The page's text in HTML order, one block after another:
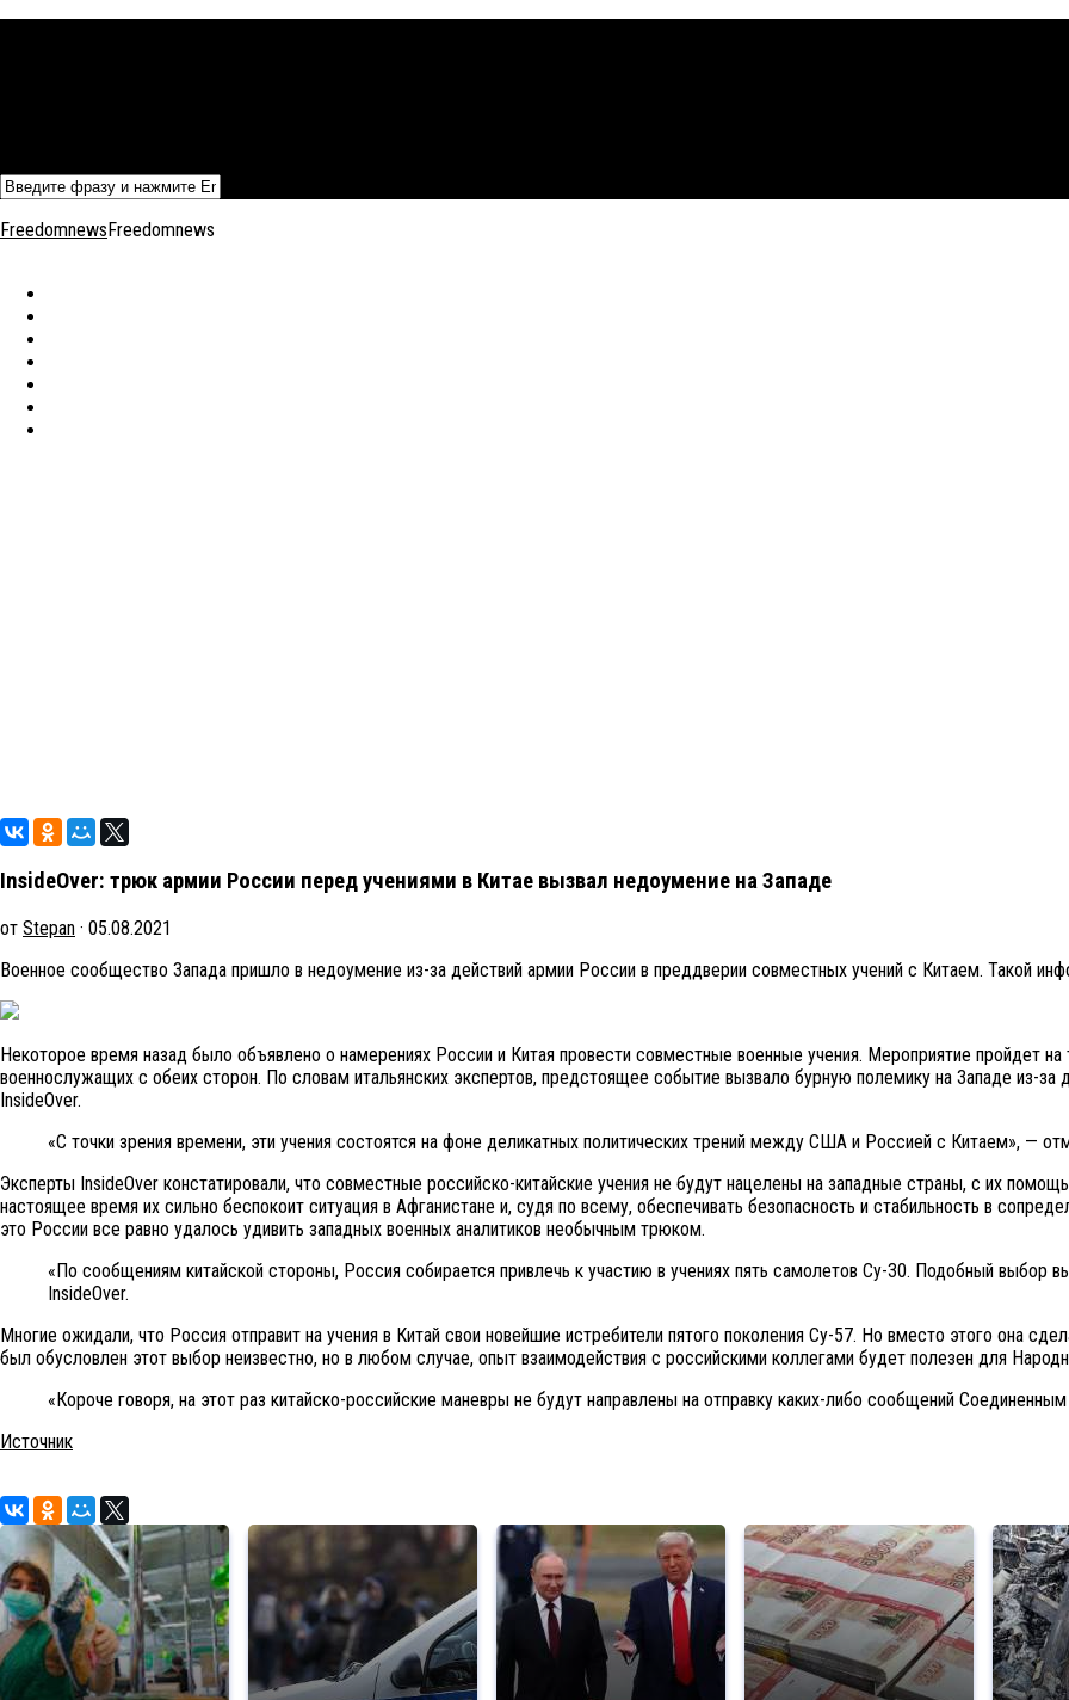
FreedomnewsFreedomnews
InsideOver: трюк армии России перед учениями в Китае вызвал недоумение на Западе
от Stepan · 05.08.2021
Военное сообщество Запада пришло в недоумение из-за действий армии России в преддверии совместных учений с Китаем. Такой
Некоторое время назад было объявлено о намерениях России и Китая провести совместные военные учения. Мероприятие пройдет
военнослужащих с обеих сторон. По словам итальянских экспертов, предстоящее событие вызвало бурную полемику на Западе из-
InsideOver.
«С точки зрения времени, эти учения состоятся на фоне деликатных политических трений между США и Россией с Китаем», —
Эксперты InsideOver констатировали, что совместные российско-китайские учения не будут нацелены на западные страны, с их
настоящее время их сильно беспокоит ситуация в Афганистане и, судя по всему, обеспечивать безопасность и стабильность в
это России все равно удалось удивить западных военных аналитиков необычным трюком.
«По сообщениям китайской стороны, Россия собирается привлечь к участию в учениях пять самолетов Су-30. Подобный выбор
InsideOver.
Многие ожидали, что Россия отправит на учения в Китай свои новейшие истребители пятого поколения Су-57. Но вместо этого она
был обусловлен этот выбор неизвестно, но в любом случае, опыт взаимодействия с российскими коллегами будет полезен для
«Короче говоря, на этот раз китайско-российские маневры не будут направлены на отправку каких-либо сообщений
Источник